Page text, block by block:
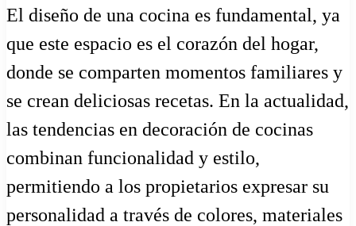
El diseño de una cocina es fundamental, ya
que este espacio es el corazón del hogar,
donde se comparten momentos familiares y
se crean deliciosas recetas. En la actualidad,
las tendencias en decoración de cocinas
combinan funcionalidad y estilo,
permitiendo a los propietarios expresar su
personalidad a través de colores, materiales